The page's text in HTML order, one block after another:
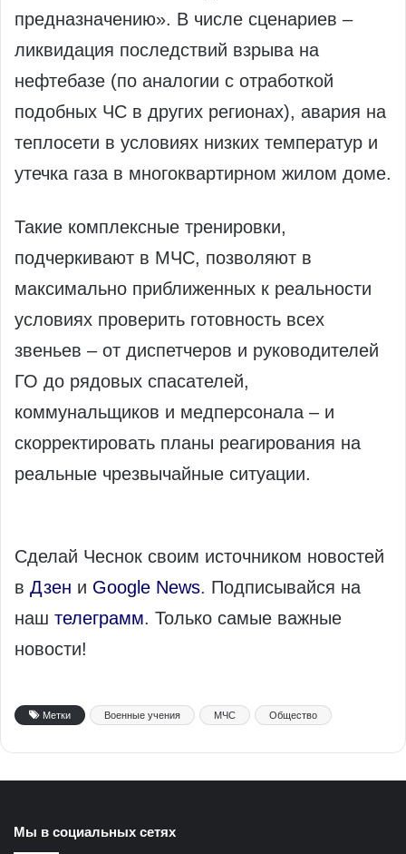
предназначению». В числе сценариев –
ликвидация последствий взрыва на
нефтебазе (по аналогии с отработкой
подобных ЧС в других регионах), авария на
теплосети в условиях низких температур и
утечка газа в многоквартирном жилом доме.
Такие комплексные тренировки,
подчеркивают в МЧС, позволяют в
максимально приближенных к реальности
условиях проверить готовность всех
звеньев – от диспетчеров и руководителей
ГО до рядовых спасателей,
коммунальщиков и медперсонала – и
скорректировать планы реагирования на
реальные чрезвычайные ситуации.
Сделай Чеснок своим источником новостей
в Дзен и Google News. Подписывайся на
наш телеграмм. Только самые важные
новости!
Метки Военные учения МЧС Общество
Мы в социальных сетях